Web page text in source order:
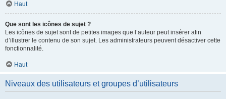
Haut
Que sont les icônes de sujet ?
Les icônes de sujet sont de petites images que l’auteur peut insérer afin
d’illustrer le contenu de son sujet. Les administrateurs peuvent désactiver cette
fonctionnalité.
Haut
Niveaux des utilisateurs et groupes d’utilisateurs